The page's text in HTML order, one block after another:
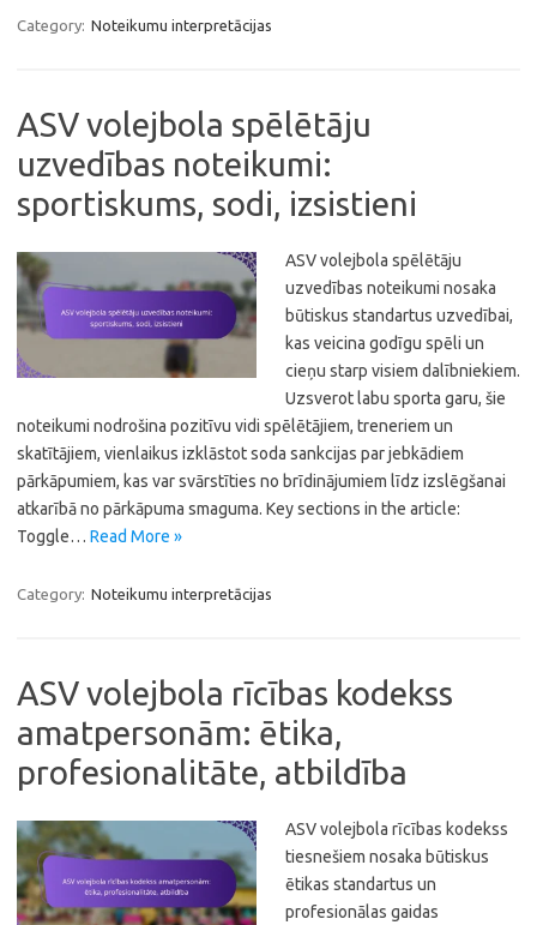
Category: Noteikumu interpretācijas
ASV volejbola spēlētāju
uzvedības noteikumi:
sportiskums, sodi, izsistieni
ASV volejbola spēlētāju
uzvedības noteikumi nosaka
būtiskus standartus uzvedībai,
kas veicina godīgu spēli un
cieņu starp visiem dalībniekiem.
Uzsverot labu sporta garu, šie
noteikumi nodrošina pozitīvu vidi spēlētājiem, treneriem un
skatītājiem, vienlaikus izklāstot soda sankcijas par jebkādiem
pārkāpumiem, kas var svārstīties no brīdinājumiem līdz izslēgšanai
atkarībā no pārkāpuma smaguma. Key sections in the article:
Toggle… Read More »
Category: Noteikumu interpretācijas
ASV volejbola rīcības kodekss
amatpersonām: ētika,
profesionalitāte, atbildība
ASV volejbola rīcības kodekss
tiesnešiem nosaka būtiskus
ētikas standartus un
profesionālas gaidas